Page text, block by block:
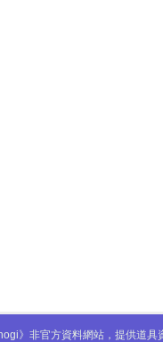
》非官方資料網站，提供道